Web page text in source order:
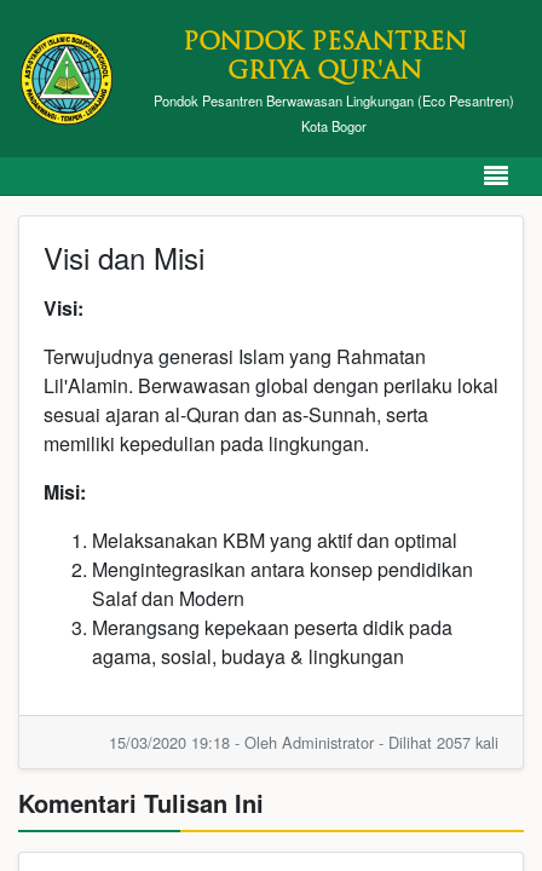
PONDOK PESANTREN
GRIYA QUR'AN
Pondok Pesantren Berwawasan Lingkungan (Eco Pesantren)
Kota Bogor
Visi dan Misi
Visi:
Terwujudnya generasi Islam yang Rahmatan
Lil'Alamin. Berwawasan global dengan perilaku lokal
sesuai ajaran al-Quran dan as-Sunnah, serta
memiliki kepedulian pada lingkungan.
Misi:
Melaksanakan KBM yang aktif dan optimal
Mengintegrasikan antara konsep pendidikan
Salaf dan Modern
Merangsang kepekaan peserta didik pada
agama, sosial, budaya & lingkungan
15/03/2020 19:18 - Oleh Administrator - Dilihat 2057 kali
Komentari Tulisan Ini